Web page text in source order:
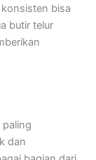
bisa
butir telur
dan